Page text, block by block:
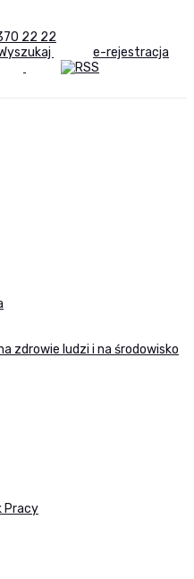
22 22
e-rejestracja
zdrowie ludzi i na środowisko
Pracy